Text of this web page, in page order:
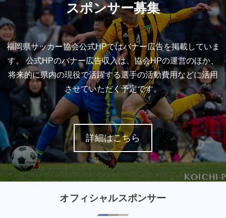
スポンサー募集
福岡県サッカー協会公式HPではバナー広告を掲載していま
す。 公式HPのバナー広告収入は、協会HPの運営のほか、
将来的に県内の現役で活躍する選手の活動費用などに活用
させていただく予定です。
詳細はこちら
オフィシャルスポンサー